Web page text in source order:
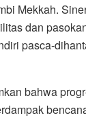
Mekkah.
dan
pasca-
bahwa